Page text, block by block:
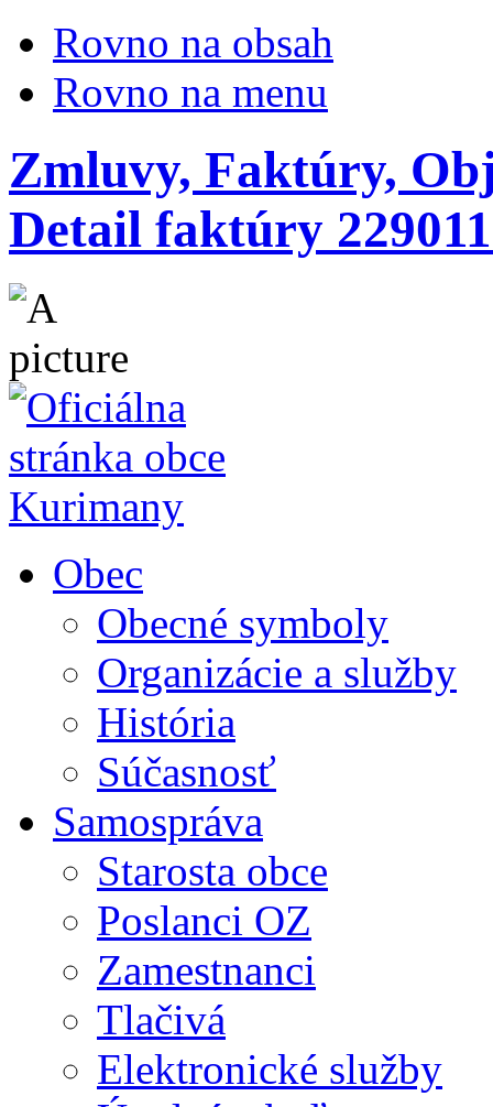
Rovno na obsah
Rovno na menu
Zmluvy, Faktúry,
Detail faktúry
Obec
Obecné symboly
Organizácie a služby
História
Súčasnosť
Samospráva
Starosta obce
Poslanci OZ
Zamestnanci
Tlačivá
Elektronické služby